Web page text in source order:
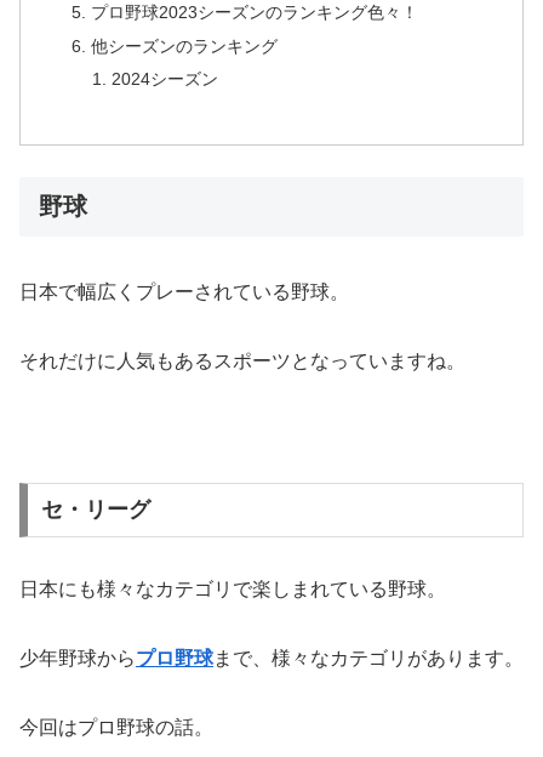
プロ野球2023シーズンのランキング色々！
他シーズンのランキング
2024シーズン
野球
日本で幅広くプレーされている野球。
それだけに人気もあるスポーツとなっていますね。
セ・リーグ
日本にも様々なカテゴリで楽しまれている野球。
少年野球からプロ野球まで、様々なカテゴリがあります。
今回はプロ野球の話。